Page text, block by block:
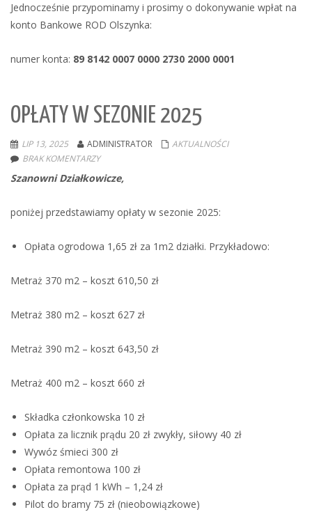
Jednocześnie przypominamy i prosimy o dokonywanie wpłat na
konto Bankowe ROD Olszynka:
numer konta: 89 8142 0007 0000 2730 2000 0001
OPŁATY W SEZONIE 2025
LIP 13, 2025 ADMINISTRATOR
AKTUALNOŚCI
BRAK KOMENTARZY
Szanowni Działkowicze,
poniżej przedstawiamy opłaty w sezonie 2025:
Opłata ogrodowa 1,65 zł za 1m2 działki. Przykładowo:
Metraż 370 m2 – koszt 610,50 zł
Metraż 380 m2 – koszt 627 zł
Metraż 390 m2 – koszt 643,50 zł
Metraż 400 m2 – koszt 660 zł
Składka członkowska 10 zł
Opłata za licznik prądu 20 zł zwykły, siłowy 40 zł
Wywóz śmieci 300 zł
Opłata remontowa 100 zł
Opłata za prąd 1 kWh – 1,24 zł
Pilot do bramy 75 zł (nieobowiązkowe)